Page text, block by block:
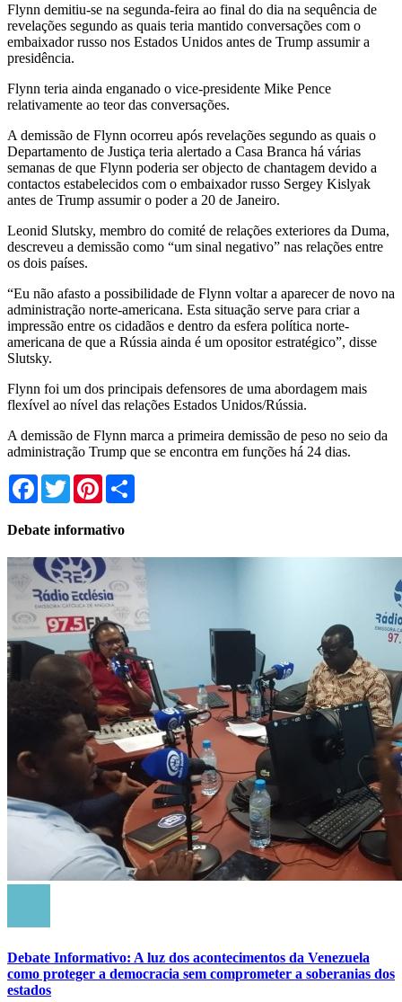
Flynn demitiu-se na segunda-feira ao final do dia na sequência de
revelações segundo as quais teria mantido conversações com o
embaixador russo nos Estados Unidos antes de Trump assumir a
presidência.
Flynn teria ainda enganado o vice-presidente Mike Pence
relativamente ao teor das conversações.
A demissão de Flynn ocorreu após revelações segundo as quais o
Departamento de Justiça teria alertado a Casa Branca há várias
semanas de que Flynn poderia ser objecto de chantagem devido a
contactos estabelecidos com o embaixador russo Sergey Kislyak
antes de Trump assumir o poder a 20 de Janeiro.
Leonid Slutsky, membro do comité de relações exteriores da Duma,
descreveu a demissão como “um sinal negativo” nas relações entre
os dois países.
“Eu não afasto a possibilidade de Flynn voltar a aparecer de novo na
administração norte-americana. Esta situação serve para criar a
impressão entre os cidadãos e dentro da esfera política norte-
americana de que a Rússia ainda é um opositor estratégico”, disse
Slutsky.
Flynn foi um dos principais defensores de uma abordagem mais
flexível ao nível das relações Estados Unidos/Rússia.
A demissão de Flynn marca a primeira demissão de peso no seio da
administração Trump que se encontra em funções há 24 dias.
Facebook
TwitterPinterest
Debate informativo
Debate Informativo: A luz dos acontecimentos da Venezuela
como proteger a democracia sem comprometer a soberanias dos
estados